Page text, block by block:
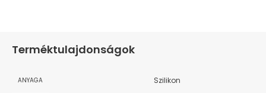
Terméktulajdonságok
ANYAGA Szilikon